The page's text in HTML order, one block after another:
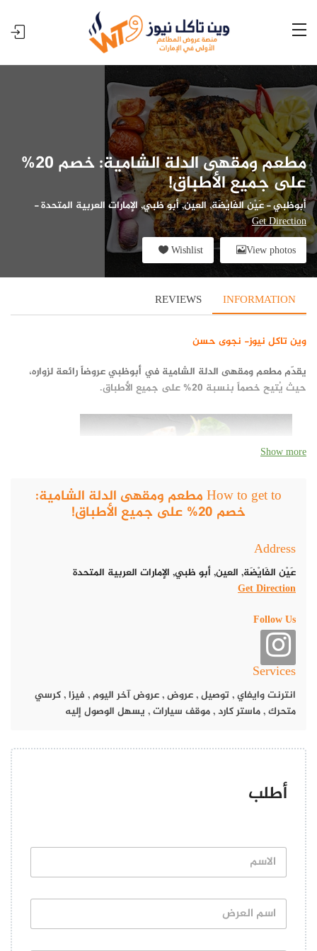
مطعم ومقهى الدلة الشامية: خصم 20%
على جميع الأطباق!
أبوظبي-عَيْن الفَايْضَة, العين, أبو ظبي, الإمارات العربية المتحدة-
Get Direction
View photos
Wishlist
INFORMATION
REVIEWS
وين تاكل نيوز- نجوى حسن
يقدّم مطعم ومقهى الدلة الشامية في أبوظبي عروضاً رائعة لزواره،
حيث يُتيح خصماً بنسبة 20% على جميع الأطباق.
للجميع للاستمتاع بالطعام الشرقي والغربي في أجواء هادئة وفاخرة،
بالإضافة إلى خدمات مميزة تليق بعملائه.
منيو مطعم الدلة الشامية
يتميز المطعم بتقديم مجموعة متنوعة من الأطباق الشهية التي تشمل
Show more
How to get to مطعم ومقهى الدلة الشامية:
خصم 20% على جميع الأطباق!
Address
عَيْن الفَايْضَة, العين, أبو ظبي, الإمارات العربية المتحدة
Get Direction
Follow Us
Services
انترنت وايفاي, توصيل,عروض,عروض آخر اليوم, فيزا,كرسي
متحرك,ماستر كارد,موقف سيارات, يسهل الوصول إليه
أطلب
ا
ا
ا
م